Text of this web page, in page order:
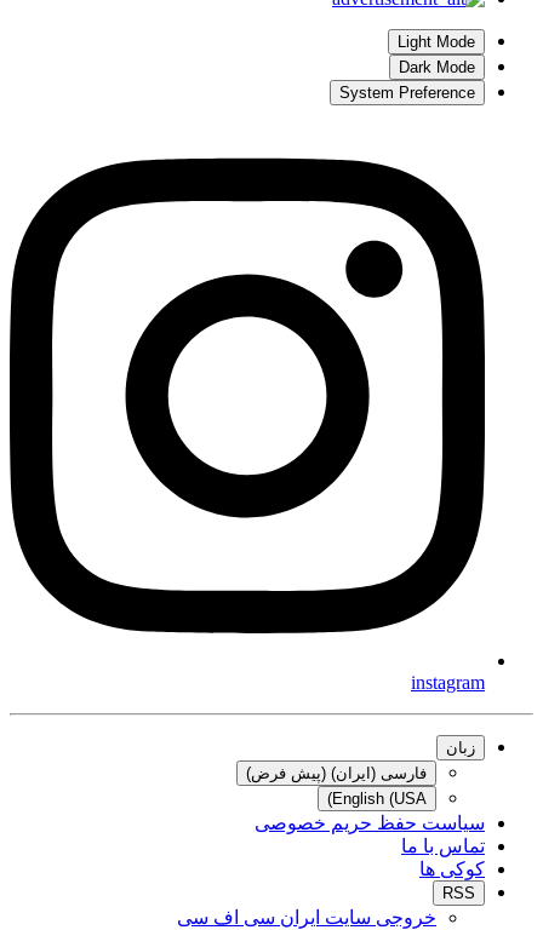
Light Mode
Dark Mode
System Preference
instagram
زبان
فارسی (ایران) (پیش فرض)
English (USA)
سیاست حفظ حریم خصوصی
تماس با ما
کوکی ها
RSS
خروجی سایت ایران سی اف سی